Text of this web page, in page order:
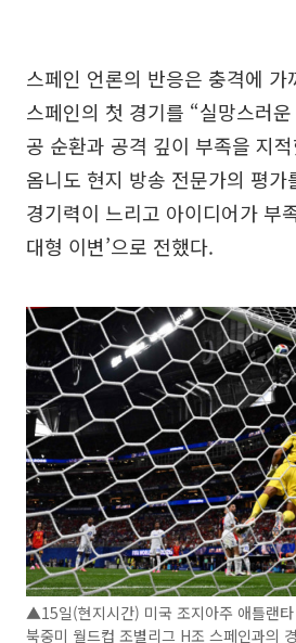
스페인 언론의 반응은 충격에 가
스페인의 첫 경기를 “실망스러
공 순환과 공격 깊이 부족을 지
옴니도 현지 방송 전문가의 평가
경기력이 느리고 아이디어가 부
대형 이변’으로 전했다.
▲15일(현지시간) 미국 조지아주 애틀랜
북중미 월드컵 조별리그 H조 스페인과의